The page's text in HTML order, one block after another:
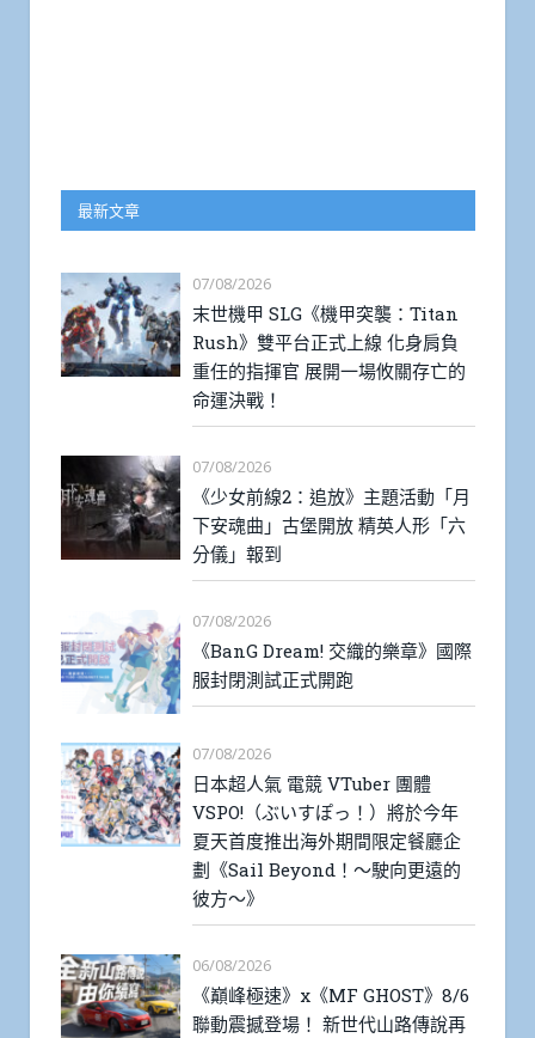
最新文章
07/08/2026
末世機甲 SLG《機甲突襲：Titan
Rush》雙平台正式上線 化身肩負
重任的指揮官 展開一場攸關存亡的
命運決戰！
07/08/2026
《少女前線2：追放》主題活動「月
下安魂曲」古堡開放 精英人形「六
分儀」報到
07/08/2026
《BanG Dream! 交織的樂章》國際
服封閉測試正式開跑
07/08/2026
日本超人氣 電競 VTuber 團體
VSPO!（ぶいすぽっ！）將於今年
夏天首度推出海外期間限定餐廳企
劃《Sail Beyond！～駛向更遠的
彼方～》
06/08/2026
《巔峰極速》x《MF GHOST》8/6
聯動震撼登場！ 新世代山路傳說再